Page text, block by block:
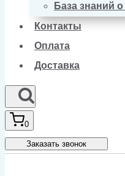
База знаний
Контакты
Оплата
Доставка
0
Заказать звонок